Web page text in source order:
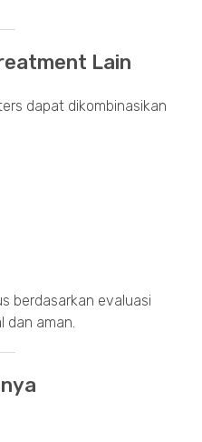
Lain
dapat dikombinasikan
berdasarkan evaluasi
dan aman.